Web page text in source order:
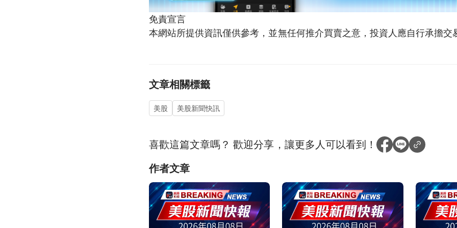
免責宣言
本網站所提供資訊僅供參考，並無任何推介買賣之意，投資人應自行承擔交
文章相關標籤
美股 美股新聞快訊
喜歡這篇文章嗎？歡迎分享，讓更多人可以看到！
作者文章